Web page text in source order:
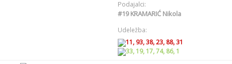
Podajalci:
#19KRAMARIĆ Nikola
Udeležba:
11, 93, 38, 23, 88, 31
33, 19, 17, 74, 86, 1